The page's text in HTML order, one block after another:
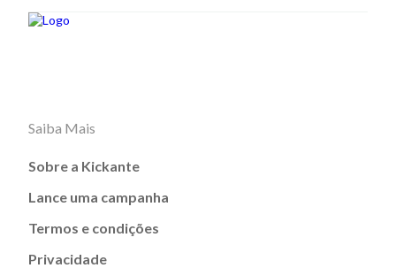
Saiba Mais
Sobre a Kickante
Lance uma campanha
Termos e condições
Privacidade